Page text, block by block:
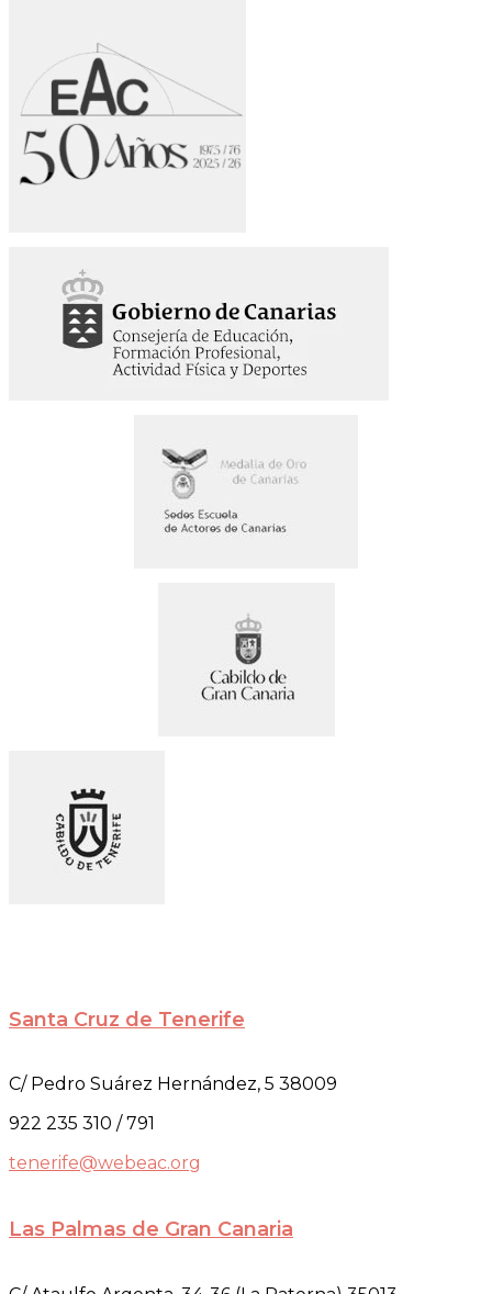
Santa Cruz de Tenerife
C/ Pedro Suárez Hernández, 5 38009
922 235 310 / 791
tenerife@webeac.org
Las Palmas de Gran Canaria